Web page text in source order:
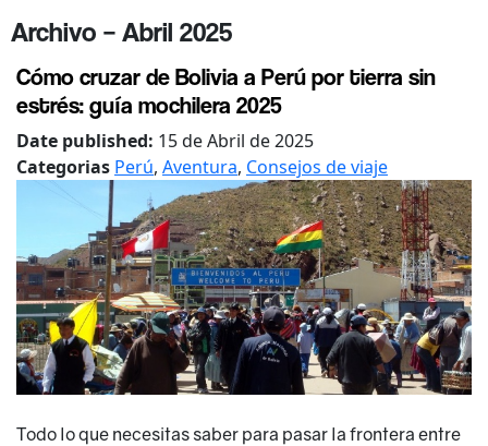
Archivo – Abril 2025
Cómo cruzar de Bolivia a Perú por tierra sin
estrés: guía mochilera 2025
Date published: 15 de Abril de 2025
Categorias Perú, Aventura, Consejos de viaje
Todo lo que necesitas saber para pasar la frontera entre